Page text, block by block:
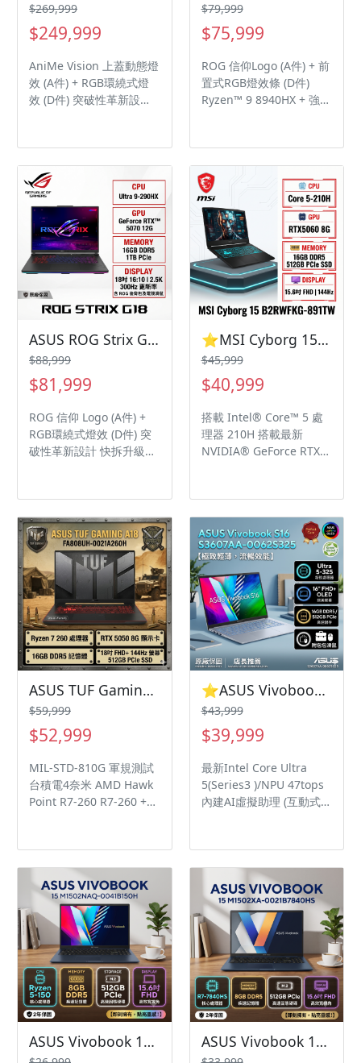
$269,999
$249,999
AniMe Vision 上蓋動態燈
效 (A件) + RGB環繞式燈
效 (D件) 突破性革新設計
悍效能 RTX 5090 Mini
LED & 4K+240Hz 面板 兼
具解析度與刷新率 DCI-PE
100% / Pantone 認證 /
ROG Nebula HDR Dolby
Vision HDR / Anti-glare
ROG智能散熱：三個刀鋒
式3D風扇 + 0.2mm 超薄
扇葉 全蓋式均熱板、全後
排出風、液態金屬降低15
度，改善17倍導熱性 支援
ACR防眩光技術 / 4顆喇叭
並搭載智慧擴大技術 向AI
降噪技術 / 1080P FHD IR
Camera / Per-Key 單鍵
最高快速充電 50% Type-
C 充電 / 高速傳輸
Thunderbolt 5 / 128GB
$79,999
$75,999
ROG 信仰Logo (A件) + 前
置式RGB燈效條 (D件)
Ryzen™ 9 8940HX + 強悍
與刷新率 DCI-PE 100% /
Pantone 認證 / ROG
Nebula Dolby Vision
HDR / Anti-glare ROG散
熱技術：三個刀鋒式3D風
扇 + 左右 & 全後排出風口
支援ACR防眩光技術 / 雙
喇叭並搭載智慧擴大技術
雙向AI降噪技術 / 1080P
FHD Camera 4-Zone
RGB鍵盤 / 實體數字鍵 30
分鐘最高快速充電 50% /
Type-C 充電
ASUS ROG Strix G18 G815LP-0071C290HX-NBL 幻潮黑 華碩旗艦滿血版電競筆電/Ultra 9-290HX/RTX5070 12G/16GB DDR5/1TB PCIe/18吋 16:10 2.5K 300Hz/W11/含ROG後背包及電競滑鼠
$88,999
$81,999
ROG 信仰 Logo (A件) +
RGB環繞式燈效 (D件) 突
破性革新設計 快拆升級免
5070 12GB 2.5K+300Hz
面板 兼具解析度與刷新
率/ DCI-PE 100%
Pantone 認證 / ROG
Nebula HDR / Dolby
Vision HDR / Anti-glare
ROG散熱技術：三個刀鋒
式3D風扇 + 左右 & 全後
排出風口 支援ACR防眩光
技術 / 雙顆喇叭並搭載智
慧擴大技術 雙向AI降噪技
術 / 1080P FHD IR
Camera 4-Zone RGB鍵盤
/ 實體數字鍵 30分鐘最高
快速充電 50% / Type-C
Thunderbolt 5
⭐️MSI Cyborg 15 B2RWFKG-891TW 微星輕薄戰鬥電競筆電/Core 5-210H/RTX5060 8G/16GB DDR5/512GB PCIe/15.6吋 FHD 144Hz/W11/四區RGB鍵盤背光/3年保⭐️
$45,999
$40,999
搭載 Intel® Core™ 5 處
理器 210H 搭載最新
NVIDIA® GeForce RTX™
NVIDIA Blackwell架構、
DLSS 4及 Max-Q 技術 獨
家微星AI智慧引擎針對使
用情境自動切換最佳效能
模式 15.6吋Full HD
(1920x1080), 144Hz更新
率, IPS電競等級面板 穿透
感半透明機身設計 4區
RGB全彩背光電競鍵盤搭
配WASD醒目熱鍵 支援播
放高解析音樂 Windows
11 Home 3年原廠保固
ASUS TUF Gaming A18 FA808UH-0021A260H 御鐵灰 華碩薄邊框軍規電競AI筆電/Ryzen 7 260/RTX5050 8G/16GB DDR5/512GB PCIe/18吋 16:10 FHD+ 144Hz/W11/含TUF電競滑鼠🎈送保護套/滑鼠墊/鍵盤膜🎈
$59,999
$52,999
MIL-STD-810G 軍規測試
台積電4奈米 AMD Hawk
Point R7-260 R7-260 +
DDR5-5600 / 512GB
PCIe / 支援G-SyncN防撕
裂技術 單區RGB多彩鍵盤
/ HDMI & Thunderbolt 4
with Display Port 支援雙
螢幕輸 全新刀鋒式3D風扇
/ 0分貝風散寂靜模式 支援
2個M.2 Pcie SSD 擴充
Slot / 支援WIFI 6 1080P
FHD IR Camera /支援AI
降噪技術 0分鐘充電50%
快充技術 / 180度開闔 支
援Type-C PD 充電
⭐️ASUS Vivobook S16 S3607AA-0062S325 酷玩銀 華碩時尚輕薄高效筆電/Ultra 5-325/16GB DDR5/512GB PCIe/16吋 16:10 FHD+ OLED/W11/含原廠包包及滑鼠⭐️
$43,999
$39,999
最新Intel Core Ultra
5(Series3 )/NPU 47tops
內建AI虛擬助理 (互動式機
度開合/PD充電/軍規認
證/AD件金屬 IR Webcam
支援人臉辨識/瞬間解除鎖
定 Voice Print 聲紋辨識
技術 ASUS Audio
Booster放大音量1.5X/背
光鍵盤 支援Dolby Atmos
多維度音效/TÜV低藍光認
證 加大人體工學觸控板/
智慧手勢控制
ASUS Vivobook 15 M1502NAQ-0041B150H 午夜藍 華碩玩勝強悍筆電/Ryzen 5-150/8GB DDR5/512GB PCIe/15.6吋 FHD/W11🎈送保護套/滑鼠墊/鍵盤膜🎈 ASUS Vivobook 15 M1502XA-0021B7840HS 午夜藍 華碩玩勝強悍筆電/R7-7840HS/8GB DDR5/512GB PCIe/15.6吋 FHD/W11🎈送保護套/滑鼠墊/鍵盤膜🎈